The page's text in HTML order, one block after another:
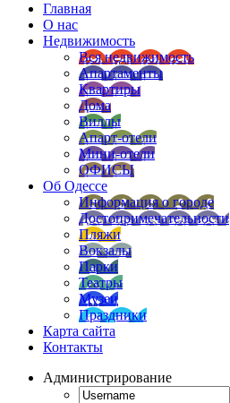
Главная
О нас
Недвижимость
Вся недвижимость
Апартаменты
Квартиры
Дома
Виллы
Апарт-отели
Мини-отели
ОФИСЫ
Об Одессе
Информация о городе
Достопримечательности
Пляжи
Вокзалы
Парки
Театры
Музеи
Праздники
Карта сайта
Контакты
Администрирование